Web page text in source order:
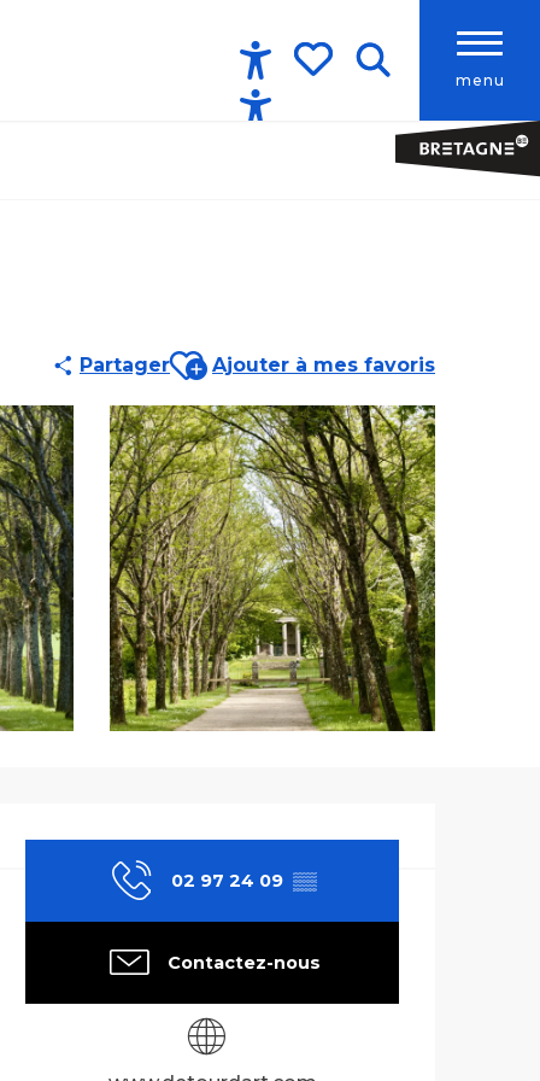
menu
Accessibilité
PartagerAjouter aux favoris
Ajouter à mes favoris
Ouverture et
02 97 24 09 ▒▒
Contactez-nous